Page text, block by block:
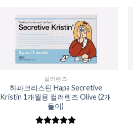
Add to
Wishlist
컬러렌즈
하파크리스틴 Hapa Secretive
Kristin 1개월용 컬러렌즈 Olive (2개
들이)